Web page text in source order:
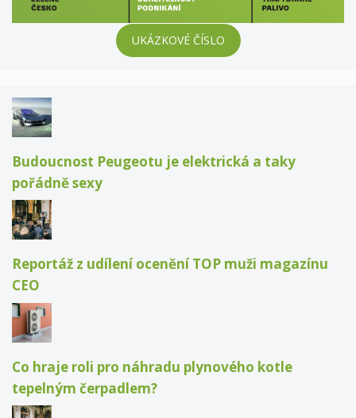
UKÁZKOVÉ ČÍSLO
Budoucnost Peugeotu je elektrická a taky
pořádně sexy
Reportáž z udílení ocenění TOP muži magazínu
CEO
Co hraje roli pro náhradu plynového kotle
tepelným čerpadlem?